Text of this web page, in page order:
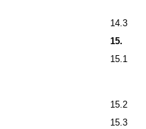
14.3
15.
15.1
15.2
15.3